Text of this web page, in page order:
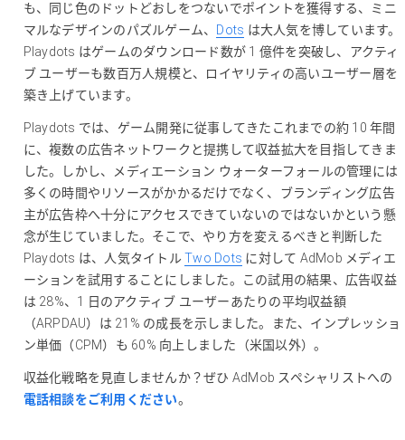
も、同じ色のドットどおしをつないでポイントを獲得する、ミニ
マルなデザインのパズルゲーム、
Dots は大人気を博しています。
Playdots はゲームのダウンロード数が 1 億件を突破し、アクティ
ブ ユーザーも数百万人規模と、ロイヤリティの高いユーザー層を
築き上げています。
Playdots では、ゲーム開発に従事してきたこれまでの約 10 年間
に、複数の広告ネットワークと提携して収益拡大を目指してきま
した。しかし、メディエーション ウォーターフォールの管理には
多くの時間やリソースがかかるだけでなく、ブランディング広告
主が広告枠へ十分にアクセスできていないのではないかという懸
念が生じていました。そこで、やり方を変えるべきと判断した
Playdots は、人気タイトルTwo Dots に対して AdMob メディエ
ーションを試用することにしました。この試用の結果、広告収益
は 28%、1 日のアクティブ ユーザーあたりの平均収益額
（ARPDAU）は 21% の成長を示しました。また、インプレッショ
ン単価（CPM）も 60% 向上しました（米国以外）。
収益化戦略を見直しませんか？ぜひ AdMob スペシャリストへの
電話相談をご利用ください。